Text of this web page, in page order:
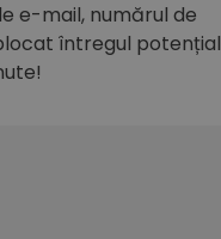
e-mail, numărul de
întregul potențial